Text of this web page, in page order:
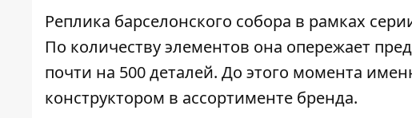
Реплика барселонского собора в рамках
По количеству элементов она опережает
почти на 500 деталей. До этого момента
конструктором в ассортименте бренда.